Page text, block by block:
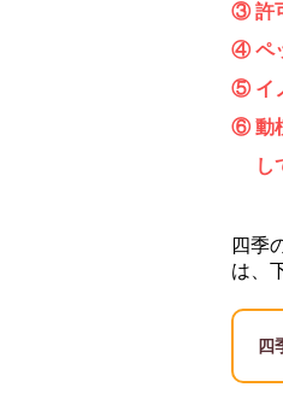
③ 許
④ ペ
⑤ イ
⑥ 動
し
四季
は、
四